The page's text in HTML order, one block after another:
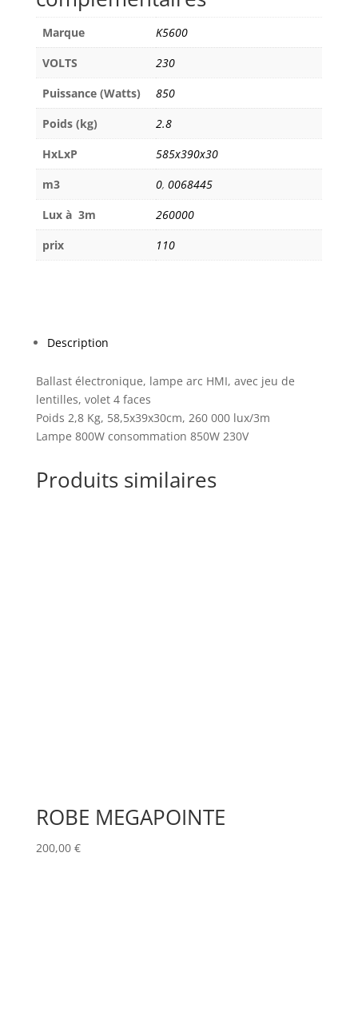
Marque
K5600
VOLTS
230
Puissance (Watts)
850
Poids (kg)
2.8
HxLxP
585x390x30
m3
0, 0068445
Lux à 3m
260000
prix
110
Description
Ballast électronique, lampe arc HMI, avec jeu de
lentilles, volet 4 faces
Poids 2,8 Kg, 58,5x39x30cm, 260 000 lux/3m
Lampe 800W consommation 850W 230V
Produits similaires
ROBE MEGAPOINTE
200,00 €